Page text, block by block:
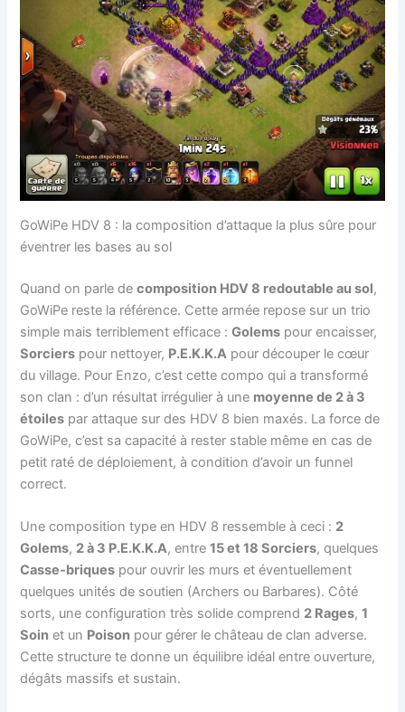
GoWiPe HDV 8 : la composition d’attaque la plus sûre pour
éventrer les bases au sol
Quand on parle decomposition HDV 8 redoutable au sol,
GoWiPe reste la référence. Cette armée repose sur un trio
simple mais terriblement efficace :Golems pour encaisser,
Sorciers pour nettoyer, P.E.K.K.A pour découper le cœur
du village. Pour Enzo, c’est cette compo qui a transformé
son clan : d’un résultat irrégulier à une moyenne de 2 à 3
étoiles par attaque sur des HDV 8 bien maxés. La force de
GoWiPe, c’est sa capacité à rester stable même en cas de
petit raté de déploiement, à condition d’avoir un funnel
correct.
Une composition type en HDV 8 ressemble à ceci : 2
Golems, 2 à 3 P.E.K.K.A, entre15 et 18 Sorciers, quelques
Casse-briques pour ouvrir les murs et éventuellement
quelques unités de soutien (Archers ou Barbares). Côté
sorts, une configuration très solide comprend 2 Rages,1
Soin et un Poison pour gérer le château de clan adverse.
Cette structure te donne un équilibre idéal entre ouverture,
dégâts massifs et sustain.